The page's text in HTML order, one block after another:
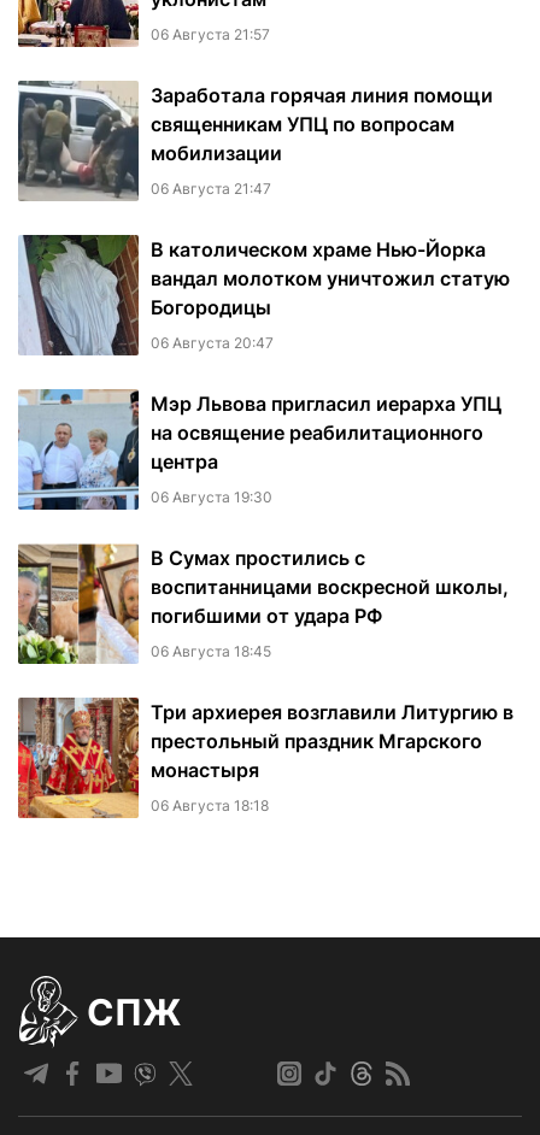
06 Августа 21:57
Заработала горячая линия помощи
священникам УПЦ по вопросам
мобилизации
06 Августа 21:47
В католическом храме Нью-Йорка
вандал молотком уничтожил статую
Богородицы
06 Августа 20:47
Мэр Львова пригласил иерарха УПЦ
на освящение реабилитационного
центра
06 Августа 19:30
В Сумах простились с
воспитанницами воскресной школы,
погибшими от удара РФ
06 Августа 18:45
Три архиерея возглавили Литургию в
престольный праздник Мгарского
монастыря
06 Августа 18:18
СПЖ